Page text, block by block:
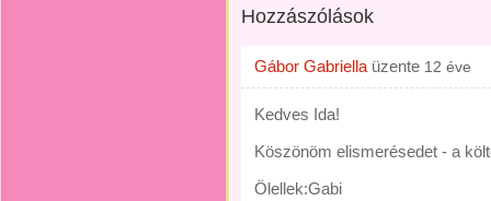
Hozzászólások
Gábor Gabriella üzente 12 éve
Kedves Ida!
Köszönöm elismerésedet - a
Ölellek:Gabi